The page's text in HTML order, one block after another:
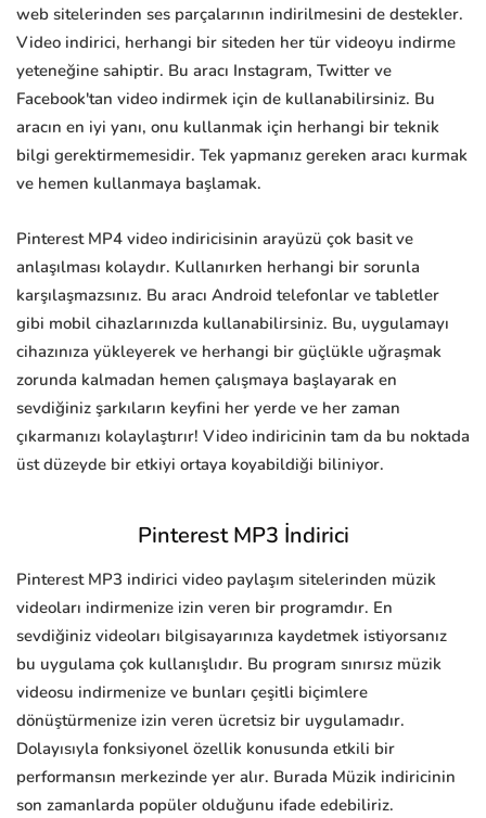
web sitelerinden ses parçalarının indirilmesini de destekler.
Video indirici, herhangi bir siteden her tür videoyu indirme
yeteneğine sahiptir. Bu aracı Instagram, Twitter ve
Facebook'tan video indirmek için de kullanabilirsiniz. Bu
aracın en iyi yanı, onu kullanmak için herhangi bir teknik
bilgi gerektirmemesidir. Tek yapmanız gereken aracı kurmak
ve hemen kullanmaya başlamak.
Pinterest MP4 video indiricisinin arayüzü çok basit ve
anlaşılması kolaydır. Kullanırken herhangi bir sorunla
karşılaşmazsınız. Bu aracı Android telefonlar ve tabletler
gibi mobil cihazlarınızda kullanabilirsiniz. Bu, uygulamayı
cihazınıza yükleyerek ve herhangi bir güçlükle uğraşmak
zorunda kalmadan hemen çalışmaya başlayarak en
sevdiğiniz şarkıların keyfini her yerde ve her zaman
çıkarmanızı kolaylaştırır! Video indiricinin tam da bu noktada
üst düzeyde bir etkiyi ortaya koyabildiği biliniyor.
Pinterest MP3 İndirici
Pinterest MP3 indirici video paylaşım sitelerinden müzik
videoları indirmenize izin veren bir programdır. En
sevdiğiniz videoları bilgisayarınıza kaydetmek istiyorsanız
bu uygulama çok kullanışlıdır. Bu program sınırsız müzik
videosu indirmenize ve bunları çeşitli biçimlere
dönüştürmenize izin veren ücretsiz bir uygulamadır.
Dolayısıyla fonksiyonel özellik konusunda etkili bir
performansın merkezinde yer alır. Burada Müzik indiricinin
son zamanlarda popüler olduğunu ifade edebiliriz.